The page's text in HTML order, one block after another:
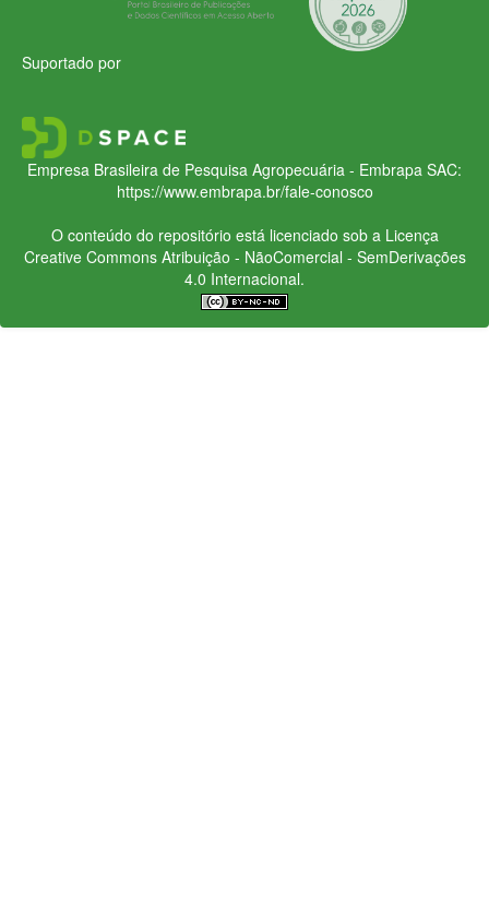
Suportado por
Empresa Brasileira de Pesquisa Agropecuária - Embrapa SAC:
https://www.embrapa.br/fale-conosco
O conteúdo do repositório está licenciado sob a Licença
Creative CommonsAtribuição - NãoComercial - SemDerivações
4.0 Internacional.